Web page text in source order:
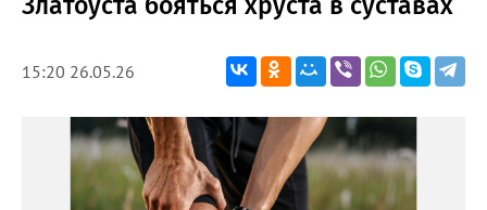
15:20 26.05.26